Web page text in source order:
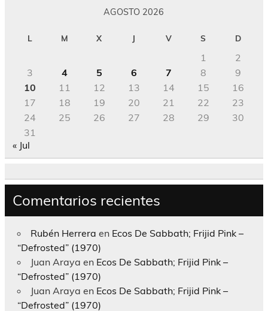
AGOSTO 2026
L M X J V S D
1
2
3
4 5 6 7 8
9
10
11 12 13 14 15
16
17
18 19 20 21 22
23
24
25 26 27 28 29
30
31
« Jul
Comentarios recientes
Rubén Herrera en Ecos De Sabbath; Frijid Pink –
“Defrosted” (1970)
Juan Araya en Ecos De Sabbath; Frijid Pink –
“Defrosted” (1970)
Juan Araya en Ecos De Sabbath; Frijid Pink –
“Defrosted” (1970)